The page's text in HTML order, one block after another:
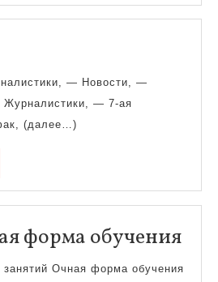
Переводчик
— Новости, —
Журналистики, — 7-ая
(далее…)
форма обучения
занятий Очная форма обучения